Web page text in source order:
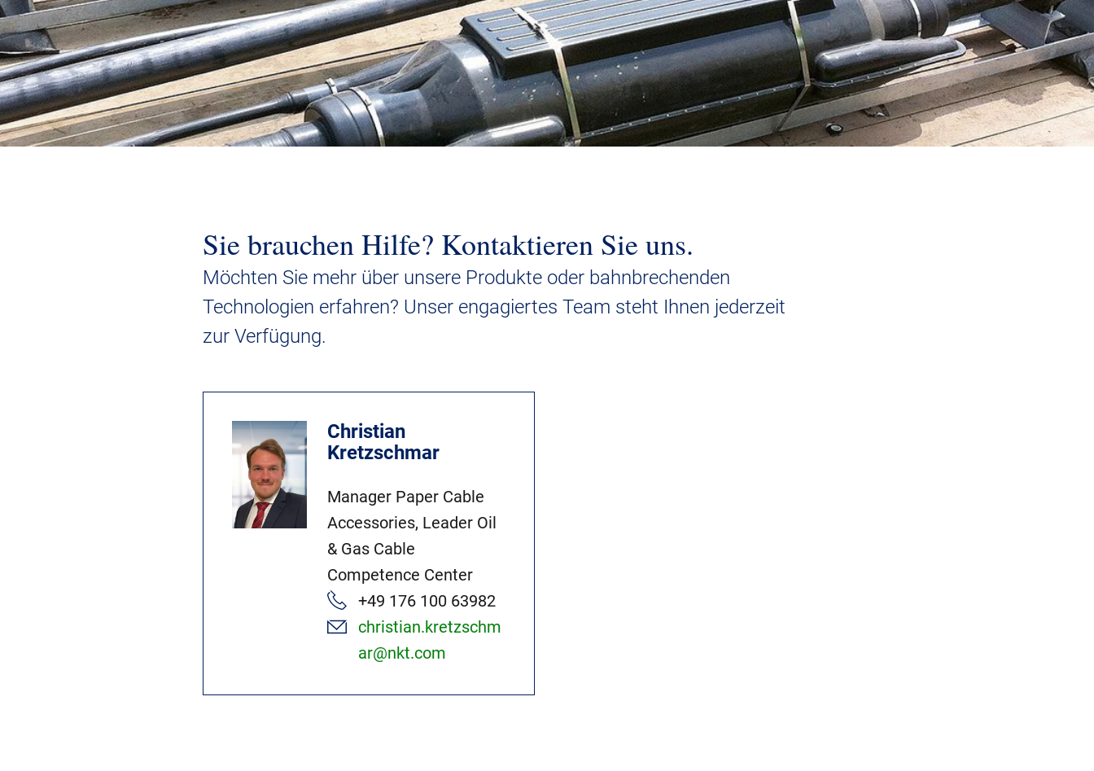
Sie brauchen Hilfe? Kontaktieren Sie uns.
Möchten Sie mehr über unsere Produkte oder bahnbrechenden
Technologien erfahren? Unser engagiertes Team steht Ihnen jederzeit
zur Verfügung.
Christian
Kretzschmar
Manager Paper Cable
Accessories, Leader Oil
& Gas Cable
Competence Center
+49 176 100 63982
christian.kretzschm
ar@nkt.com